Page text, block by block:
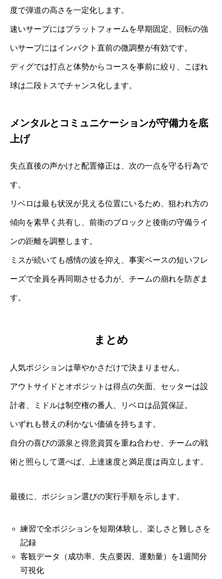
度で弾道の高さを一定化します。
速いサーブにはプラットフォームを早期固定、回転の強
いサーブにはインパクト直前の微調整が有効です。
ディグでは打点と体勢からコースを事前に絞り、こぼれ
球は二段トスでチャンス化します。
メンタルとコミュニケーションが守備力を底
上げ
失点直後の声かけと配置修正は、次の一点を守る行為で
す。
リベロは最も状況が見える位置にいるため、狙われ方の
傾向を素早く共有し、前衛のブロックと後衛の守備ライ
ンの距離を調整します。
ミスが続いても感情の波を抑え、事実ベースの短いフレ
ーズで全員を再同期させる力が、チームの崩れを防ぎま
す。
まとめ
人気ポジションは華やかさだけで決まりません。
アウトサイドとオポジットは得点の矢面、セッターは設
計者、ミドルは制空権の番人、リベロは品質保証。
いずれも替えの利かない価値を持ちます。
自分の喜びの源泉と得意資質を重ね合わせ、チームの戦
術と照らして選べば、上達速度と満足度は両立します。
最後に、ポジション選びの実行手順を示します。
練習で全ポジションを短期体験し、楽しさと難しさを
記録
客観データ（成功率、失点要因、運動量）を1週間分
可視化